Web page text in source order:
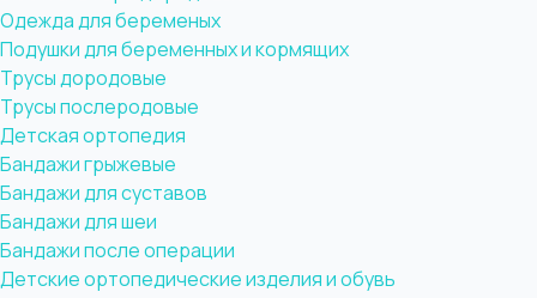
Одежда для беременых
Подушки для беременных и кормящих
Трусы дородовые
Трусы послеродовые
Детская ортопедия
Бандажи грыжевые
Бандажи для суставов
Бандажи для шеи
Бандажи после операции
Детские ортопедические изделия и обувь